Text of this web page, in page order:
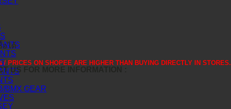
BMX GEAR
อได้
PRICES ON SHOPEE ARE HIGHER THAN BUYING DIRECTLY IN STORES.
FOR MORE INFORMATION :